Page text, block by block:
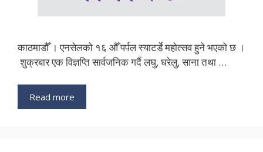
काठमाडौँ । एनसेलको १६ औँ पर्पल स्याटर्डे महोत्सव हुने भएको छ ।
शुक्रबार एक विज्ञप्ति सार्वजनिक गर्दै लघु, घरेलु, साना तथा …
Read more